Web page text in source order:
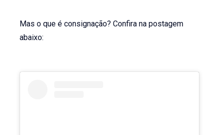
Mas o que é consignação? Confira na postagem
abaixo: